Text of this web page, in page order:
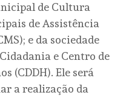
de Cultura
de Assistência
e da sociedade
e Centro de
(CDDH). Ele será
a realização da